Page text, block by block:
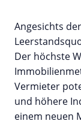
Angesichts
Der höchste
Vermieter
und höhere
einem neuen